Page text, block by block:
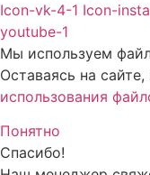
Icon-vk-4-1 Icon-
youtube-1
Мы используем
Оставаясь на
использования
Понятно
Спасибо!